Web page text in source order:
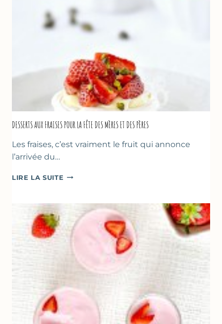
DESSERTS AUX FRAISES POUR LA FÊTE DES MÈRES ET DES PÈRES
Les fraises, c’est vraiment le fruit qui annonce
l’arrivée du…
LIRE LA SUITE DESSERTS
POUR
FÊTE
DES